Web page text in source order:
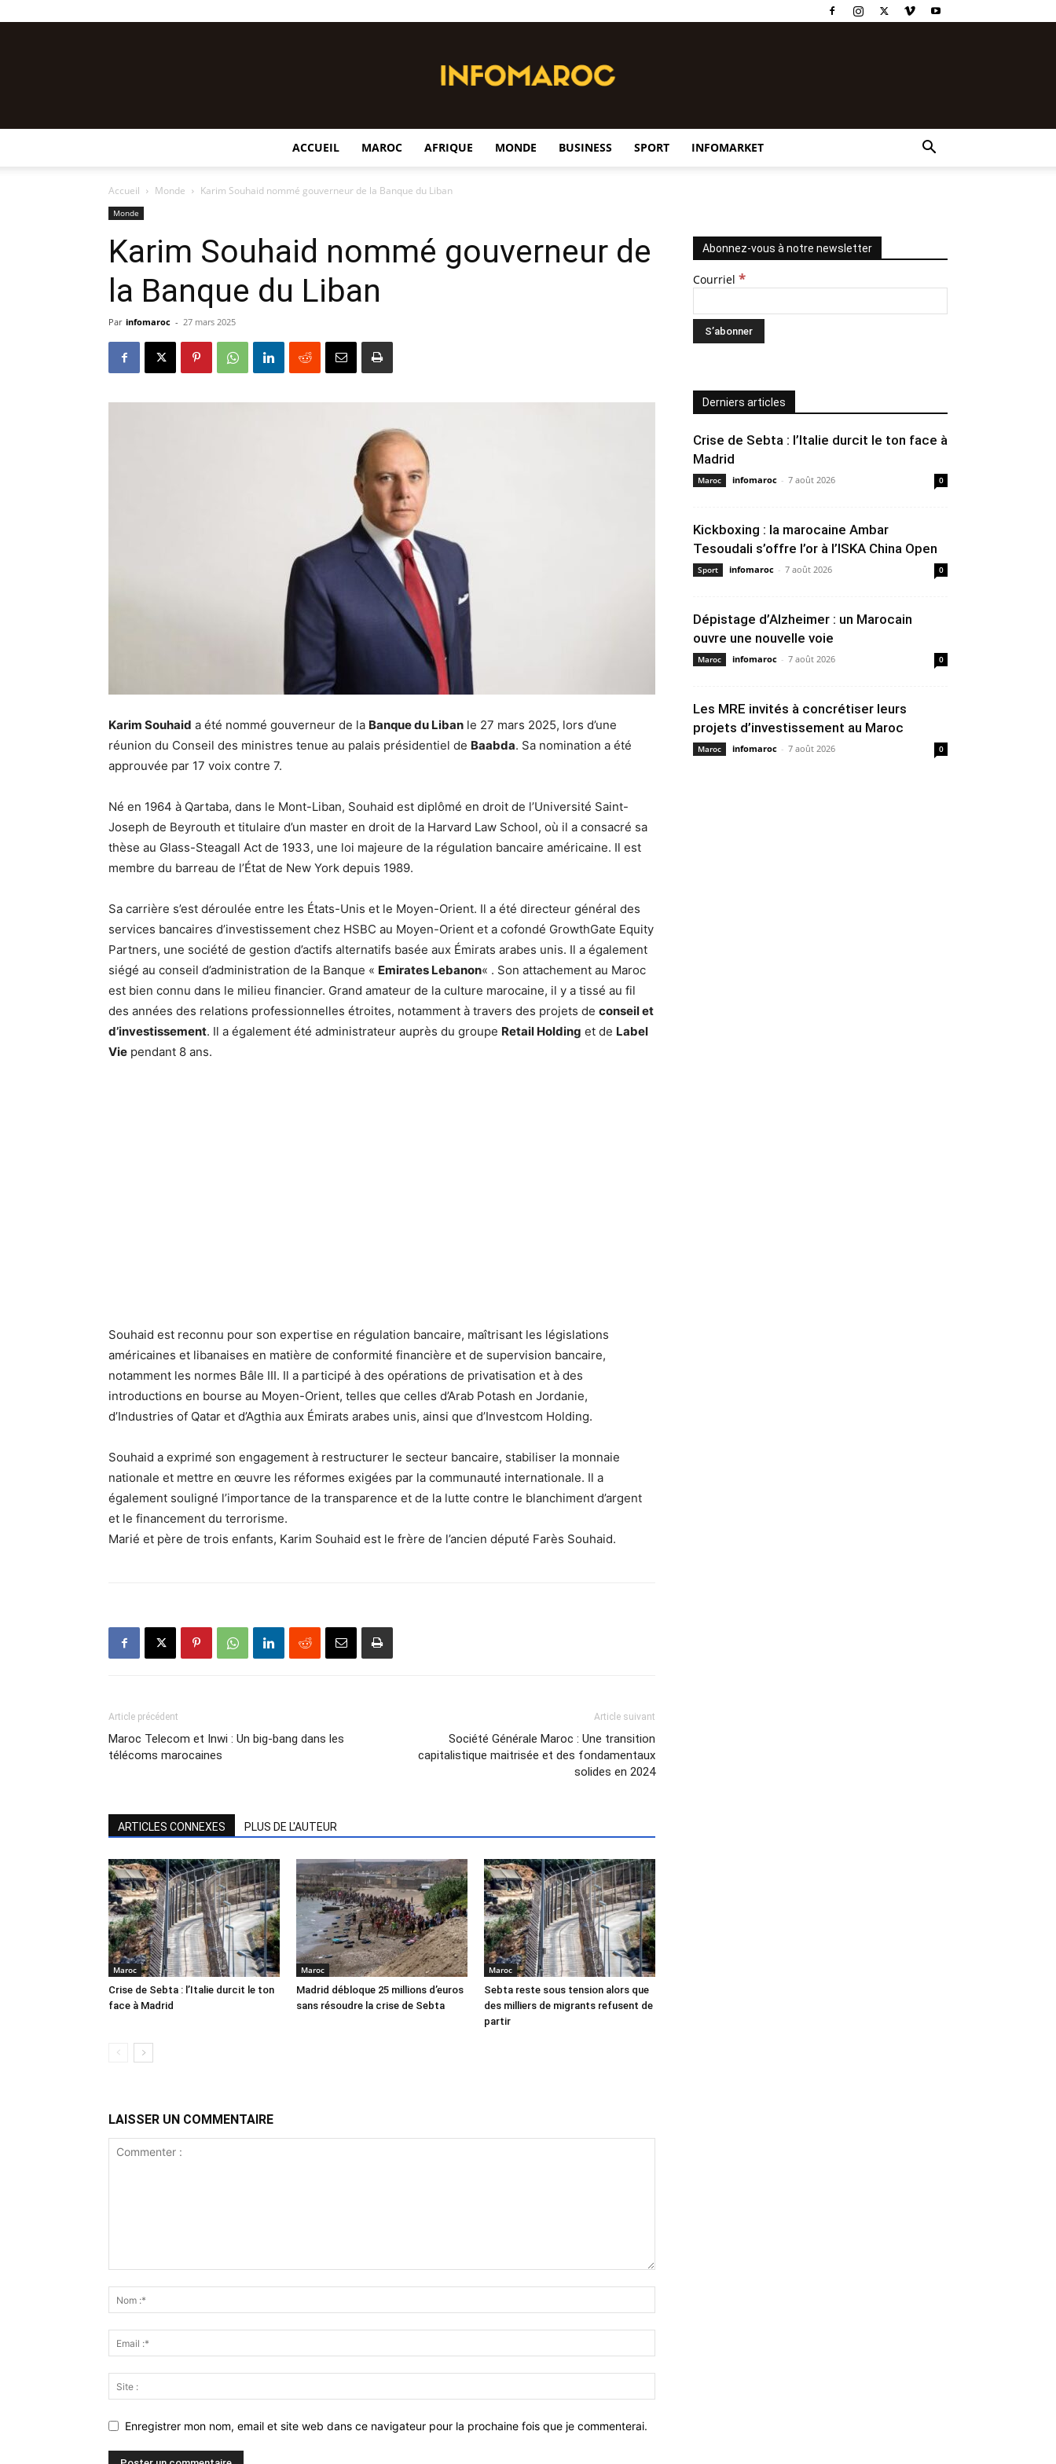
ACCUEIL MAROC AFRIQUE MONDE BUSINESS SPORT INFOMARKET
Accueil Monde Karim Souhaid nommé gouverneur de la Banque du Liban
Monde
Karim Souhaid nommé gouverneur de
la Banque du Liban
Par infomaroc - 27 mars 2025
Karim Souhaid a été nommé gouverneur de la Banque du Liban le 27 mars 2025, lors d’une
réunion du Conseil des ministres tenue au palais présidentiel de Baabda. Sa nomination a été
approuvée par 17 voix contre 7.
Né en 1964 à Qartaba, dans le Mont-Liban, Souhaid est diplômé en droit de l’Université Saint-
Joseph de Beyrouth et titulaire d’un master en droit de la Harvard Law School, où il a consacré sa
thèse au Glass-Steagall Act de 1933, une loi majeure de la régulation bancaire américaine. Il est
membre du barreau de l’État de New York depuis 1989.
Sa carrière s’est déroulée entre les États-Unis et le Moyen-Orient. Il a été directeur général des
services bancaires d’investissement chez HSBC au Moyen-Orient et a cofondé GrowthGate Equity
Partners, une société de gestion d’actifs alternatifs basée aux Émirats arabes unis. Il a également
siégé au conseil d’administration de la Banque « Emirates Lebanon« . Son attachement au Maroc
est bien connu dans le milieu financier. Grand amateur de la culture marocaine, il y a tissé au fil
des années des relations professionnelles étroites, notamment à travers des projets de conseil et
d’investissement. Il a également été administrateur auprès du groupe Retail Holding et de Label
Vie pendant 8 ans.
Souhaid est reconnu pour son expertise en régulation bancaire, maîtrisant les législations
américaines et libanaises en matière de conformité financière et de supervision bancaire,
notamment les normes Bâle III. Il a participé à des opérations de privatisation et à des
introductions en bourse au Moyen-Orient, telles que celles d’Arab Potash en Jordanie,
d’Industries of Qatar et d’Agthia aux Émirats arabes unis, ainsi que d’Investcom Holding.
Souhaid a exprimé son engagement à restructurer le secteur bancaire, stabiliser la monnaie
nationale et mettre en œuvre les réformes exigées par la communauté internationale. Il a
également souligné l’importance de la transparence et de la lutte contre le blanchiment d’argent
et le financement du terrorisme.
Marié et père de trois enfants, Karim Souhaid est le frère de l’ancien député Farès Souhaid.
Article précédent
Maroc Telecom et Inwi : Un big-bang dans les
télécoms marocaines
Article suivant
Société Générale Maroc : Une transition
capitalistique maitrisée et des fondamentaux
solides en 2024
ARTICLES CONNEXES PLUS DE L'AUTEUR
Maroc
Crise de Sebta : l’Italie durcit le ton
face à Madrid
Maroc
Madrid débloque 25 millions d’euros
sans résoudre la crise de Sebta
Maroc
Sebta reste sous tension alors que
des milliers de migrants refusent de
partir
LAISSER UN COMMENTAIRE
Enregistrer mon nom, email et site web dans ce navigateur pour la prochaine fois que je commenterai.
Abonnez-vous à notre newsletter
Courriel *
Derniers articles
Crise de Sebta : l’Italie durcit le ton face à
Madrid
Maroc infomaroc - 7 août 2026 0
Kickboxing : la marocaine Ambar
Tesoudali s’offre l’or à l’ISKA China Open
Sport infomaroc - 7 août 2026 0
Dépistage d’Alzheimer : un Marocain
ouvre une nouvelle voie
Maroc infomaroc - 7 août 2026 0
Les MRE invités à concrétiser leurs
projets d’investissement au Maroc
Maroc infomaroc - 7 août 2026 0